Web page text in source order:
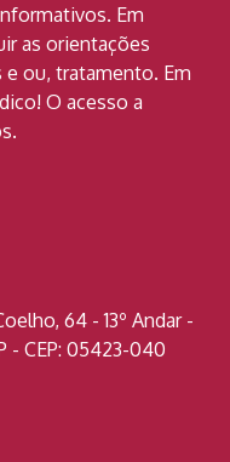
Em
as orientações
e ou, tratamento. Em
O acesso a
64 - 13º Andar -
- CEP: 05423-040